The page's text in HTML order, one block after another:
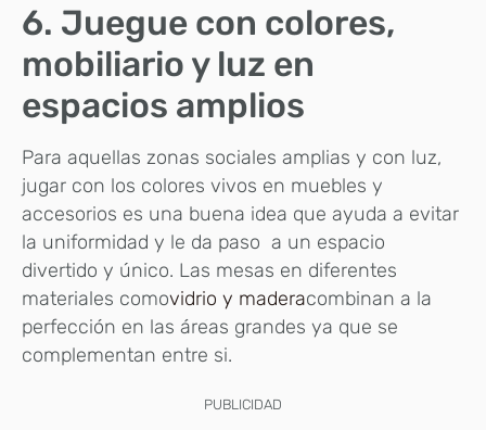
6. Juegue con colores,
mobiliario y luz en
espacios amplios
Para aquellas zonas sociales amplias y con luz,
jugar con los colores vivos en muebles y
accesorios es una buena idea que ayuda a evitar
la uniformidad y le da paso a un espacio
divertido y único. Las mesas en diferentes
materiales comovidrio y maderacombinan a la
perfección en las áreas grandes ya que se
complementan entre si.
PUBLICIDAD